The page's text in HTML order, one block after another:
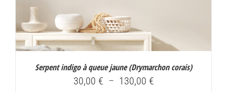
Serpent indigo à queue jaune (Drymarchon corais)
30,00 € – 130,00 €Plage